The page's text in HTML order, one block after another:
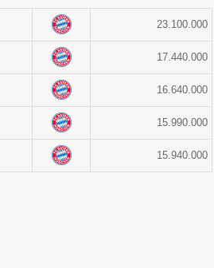
23.100.000
17.440.000
16.640.000
15.990.000
15.940.000